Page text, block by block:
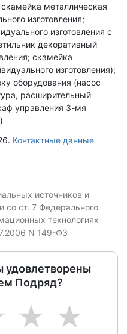
скамейка металлическая
изготовления;
изготовления с
декоративный
скамейка
изготовления);
оборудования (насос
расширительный
управления 3-мя
Контактные данные
источников и
со ст. 7 Федерального
технологиях
N 149-ФЗ
удовлетворены
Подряд?
5
4